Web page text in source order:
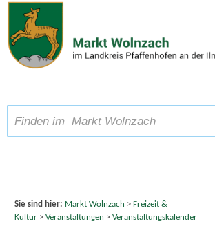
Zum Inhalt,zur Navigation
Schriftgröße A A A
Sie sind hier: Markt Wolnzach > Freizeit &
Kultur> Veranstaltungen > Veranstaltungskalender